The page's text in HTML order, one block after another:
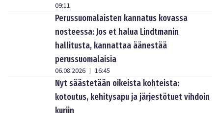
09:11
Perussuomalaisten kannatus kovassa
nosteessa: Jos et halua Lindtmanin
hallitusta, kannattaa äänestää
perussuomalaisia
06.08.2026 | 16:45
Nyt säästetään oikeista kohteista:
kotoutus, kehitysapu ja järjestötuet vihdoin
kuriin